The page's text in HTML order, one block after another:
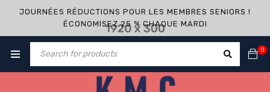
JOURNÉES RÉDUCTIONS POUR LES MEMBRES SENIORS !
ÉCONOMISEZ 25 % CHAQUE MARDI
0